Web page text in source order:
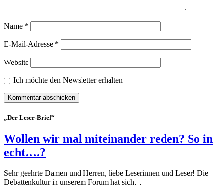
Name *
E-Mail-Adresse *
Website
Ich möchte den Newsletter erhalten
„Der Leser-Brief“
Wollen wir mal miteinander reden? So in
echt….?
Sehr geehrte Damen und Herren, liebe Leserinnen und Leser! Die
Debattenkultur in unserem Forum hat sich…